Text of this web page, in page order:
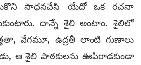
సాధనచేసి యేదో ఒక రచనా
దాన్నే శైలి అంటాం. శైలిలో
వేగమూ, ఉద్రతీ లాంటి గుణాలు
ఆ శైలి పాఠకులను ఊపిరాడకుండా